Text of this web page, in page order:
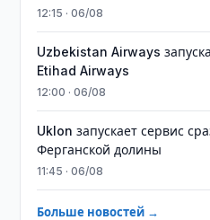
12:15 · 06/08
Uzbekistan Airways
Etihad Airways
12:00 · 06/08
Uklon запускает сервис
Ферганской долины
11:45 · 06/08
Больше новостей →